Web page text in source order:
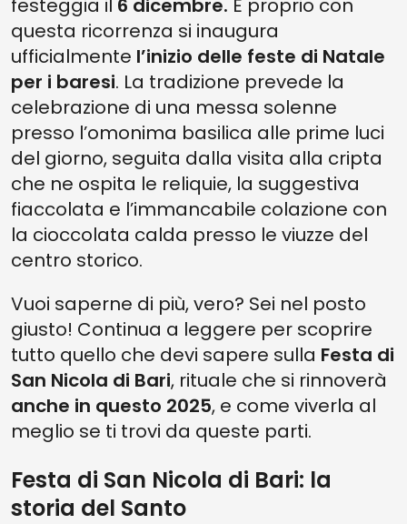
festeggia il 6 dicembre. E proprio con
questa ricorrenza si inaugura
ufficialmente l’inizio delle feste di Natale
per i baresi. La tradizione prevede la
celebrazione di una messa solenne
presso l’omonima basilica alle prime luci
del giorno, seguita dalla visita alla cripta
che ne ospita le reliquie, la suggestiva
fiaccolata e l’immancabile colazione con
la cioccolata calda presso le viuzze del
centro storico.
Vuoi saperne di più, vero? Sei nel posto
giusto! Continua a leggere per scoprire
tutto quello che devi sapere sulla Festa di
San Nicola di Bari, rituale che si rinnoverà
anche in questo 2025, e come viverla al
meglio se ti trovi da queste parti.
Festa di San Nicola di Bari: la
storia del Santo